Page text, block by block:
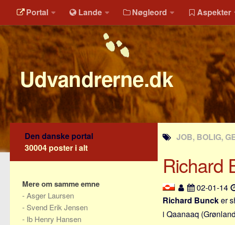
Portal Lande Nøgleord Aspekter
Udvandrerne.dk
JOB, BOLIG,
Richard
02-01-14
Richard Buncker
i Qaanaaq
Den danske portal
30004 poster i alt
Mere om samme emne
-Asger Laursen
- Svend Erik Jensen
- Ib Henry Hansen